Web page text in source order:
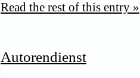
Read the rest of this entry »
Autorendienst